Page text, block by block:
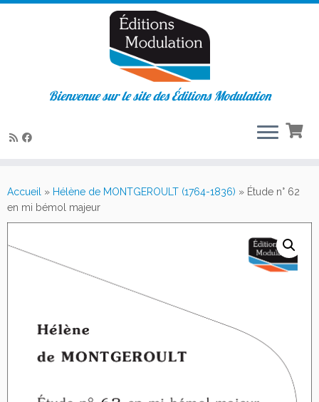
au
contenu
Bienvenue sur le site des Éditions Modulation
Accueil » Hélène de MONTGEROULT (1764-1836) » Étude n° 62
en mi bémol majeur